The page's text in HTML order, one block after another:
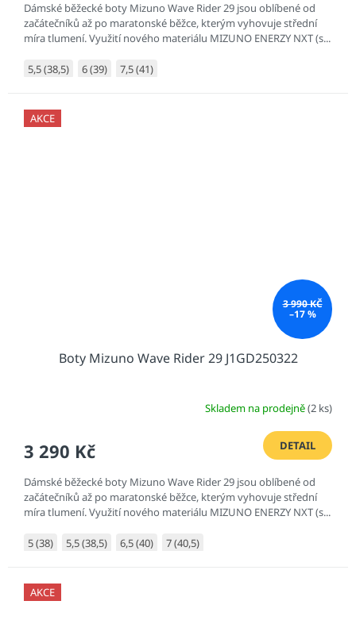
Dámské běžecké boty Mizuno Wave Rider 29 jsou oblíbené od
začátečníků až po maratonské běžce, kterým vyhovuje střední
míra tlumení. Využití nového materiálu MIZUNO ENERZY NXT (s...
5,5 (38,5) 6 (39) 7,5 (41)
AKCE
3 990 KČ
–17 %
Boty Mizuno Wave Rider 29 J1GD250322
Skladem na prodejně(2 ks)
3 290 Kč DETAIL
Dámské běžecké boty Mizuno Wave Rider 29 jsou oblíbené od
začátečníků až po maratonské běžce, kterým vyhovuje střední
míra tlumení. Využití nového materiálu MIZUNO ENERZY NXT (s...
5 (38) 5,5 (38,5) 6,5 (40) 7 (40,5)
AKCE